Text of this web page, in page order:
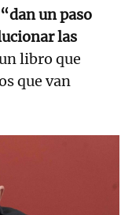
un paso
las
libro que
que van